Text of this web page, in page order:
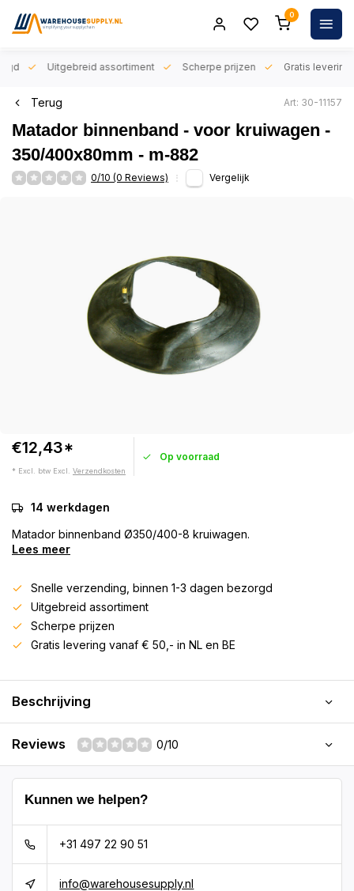
0
Uitgebreid assortiment Scherpe prijzen Gratis levering
Terug Art: 30-11157
Matador binnenband - voor kruiwagen -
350/400x80mm - m-882
0/10 (0 Reviews) Vergelijk
€12,43*
* Excl. btw Excl. Verzendkosten
Op voorraad
14 werkdagen
Matador binnenband Ø350/400-8 kruiwagen.
Lees meer
Snelle verzending, binnen 1-3 dagen bezorgd
Uitgebreid assortiment
Scherpe prijzen
Gratis levering vanaf € 50,- in NL en BE
Beschrijving
Reviews 0/10
Kunnen we helpen?
+31 497 22 90 51
info@warehousesupply.nl